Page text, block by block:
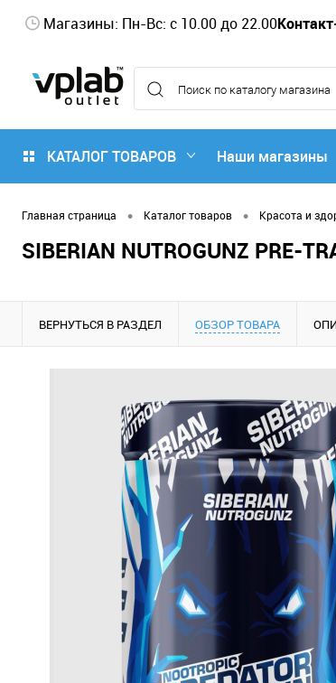
Магазины: Пн-Вс: с 10.00 до 22.00
КАТАЛОГ ТОВАРОВ Наши магазины
Главная страница • Каталог товаров • Красота и
SIBERIAN NUTROGUNZ PRE-
ВЕРНУТЬСЯ В РАЗДЕЛ ОБЗОР ТОВАРА